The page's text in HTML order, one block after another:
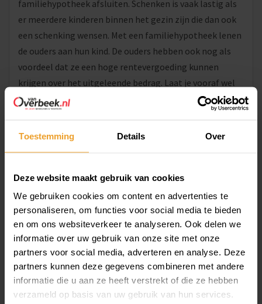
Toestemming Details Over
Deze website maakt gebruik van cookies
We gebruiken cookies om content en advertenties te
personaliseren, om functies voor social media te bieden
en om ons websiteverkeer te analyseren. Ook delen we
informatie over uw gebruik van onze site met onze
partners voor social media, adverteren en analyse. Deze
partners kunnen deze gegevens combineren met andere
informatie die u aan ze heeft verstrekt of die ze hebben
verzameld op basis van uw gebruik van hun services.
familiehypotheek afsluiten. Schenken is vaak lastig als
er meerdere kinderen binnen het gezin zijn die dan ook
een schenking wensen. Met een familiehypotheek lenen
de ouders aan hun kind. De ouders hebben ook nog als
voordeel dat ze een hoge rentevergoeding kunnen
krijgen over het uitgeleende bedrag. Laat je vooraf wel
goed informeren over de familiehypotheek. Er gelden
Ga voor een onafhankelijk advies
gedachte mogelijk uit naar de bank waar ook je
betaalrekening loopt. Dat is een mogelijkheid, maar
kiezen voor een onafhankelijk adviseur heeft een groot
voordeel. Banken kunnen vaak alleen maar hypotheken
van de betreffende bank zelf aanbieden. Het is de vraag
of deze bank een gunstige rente, voorwaarden en
acceptatiebeleid heeft. De onafhankelijk adviseur kan
meerdere geldverstrekkers met elkaar vergelijken en jou